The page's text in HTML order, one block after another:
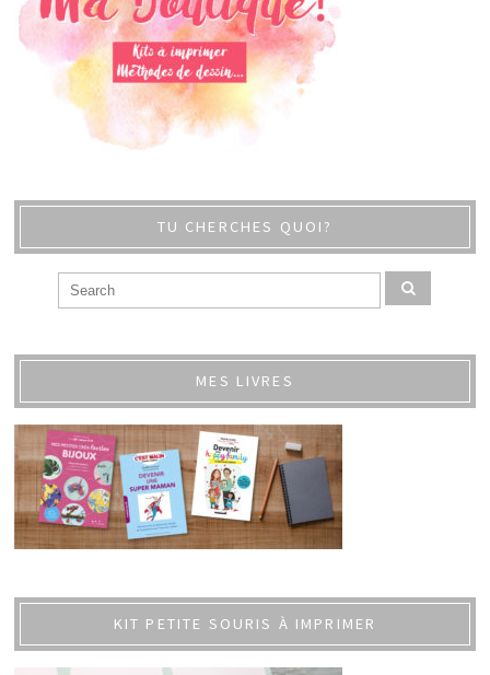
TU CHERCHES QUOI?
MES LIVRES
KIT PETITE SOURIS À IMPRIMER